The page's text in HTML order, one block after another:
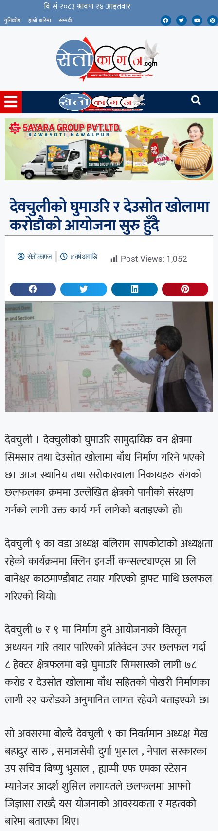
युनिकोड हाम्रो बारेमा सम्पर्क
देवचुलीको घुमाउरि र देउसोत खोलामा
करोडौको आयोजना सुरु हुँदै
सेतो कागज ४ वर्ष अगाडि Post Views: 1,052
देवचुली । देवचुलीको घुमाउरि सामुदायिक वन क्षेत्रमा
सिमसार तथा देउसोत खोलामा बाँध निर्माण गरिने भएको
छ। आज स्थानिय तथा सरोकारवाला निकायहरु संगको
छलफलका क्रममा उल्लेखित क्षेत्रको पानीको संरक्षण
गर्नको लागी उक्त कार्य गर्न लागेको बताइएको हो।
देवचुली ९ का वडा अध्यक्ष बलिराम सापकोटाको अध्यक्षता
रहेको कार्यक्रममा क्लिन इनर्जी कन्सल्ट्याण्ट्स प्रा लि
बानेश्वर काठमाण्डौबाट तयार गरिएको ड्राफ्ट माथि छलफल
गरिएको थियो।
देवचुली ७ र ९ मा निर्माण हुने आयोजनाको विस्तृत
अध्ययन गरि तयार पारिएको प्रतिवेदन उपर छलफल गर्दा
८ हेक्टर क्षेत्रफलमा बन्ने घुमाउरि सिमसारको लागी ७८
करोड र देउसोत खोलामा वाँध सहितको पोखरी निर्माणका
लागी २२ करोडको अनुमानित लागत रहेको बताइएको छ।
सो अवसरमा बोल्दै देवचुली ९ का निवर्तमान अध्यक्ष मेख
बहादुर सारु , समाजसेवी दुर्गा भुसाल , नेपाल सरकारका
उप सचिव बिष्णु भुसाल , ह्याप्पी एफ एमका स्टेसन
म्यानेजर आदर्श शुसिल लगायतले छलफलमा आफ्नो
जिज्ञासा राख्दै यस योजनाको आवस्यकता र महत्वको
बारेमा बताएका थिए।